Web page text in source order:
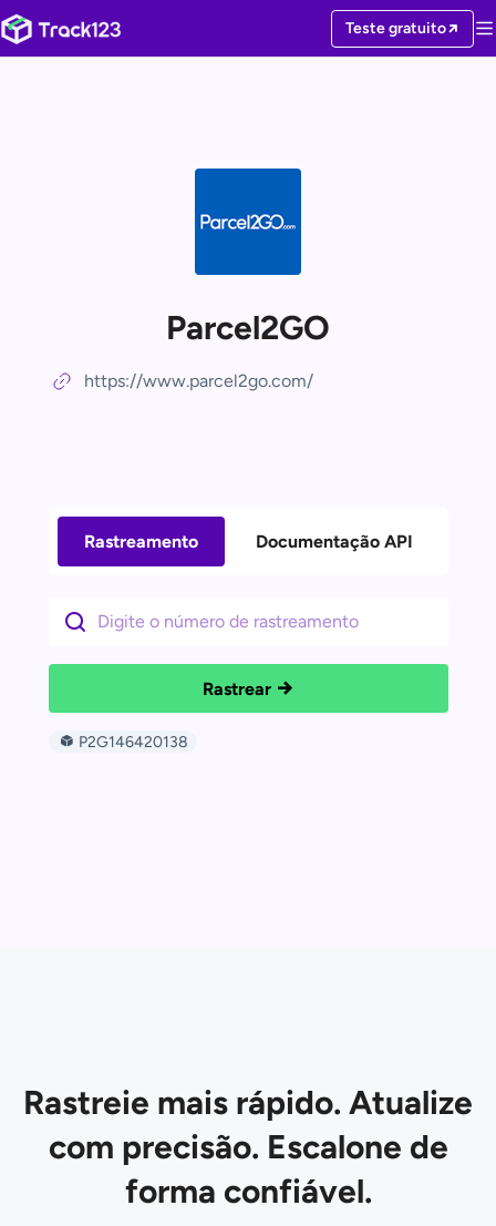
Teste gratuito
Parcel2GO
https://www.parcel2go.com/
Rastreamento Documentação API
Rastrear
P2G146420138
Rastreie mais rápido. Atualize
com precisão. Escalone de
forma confiável.